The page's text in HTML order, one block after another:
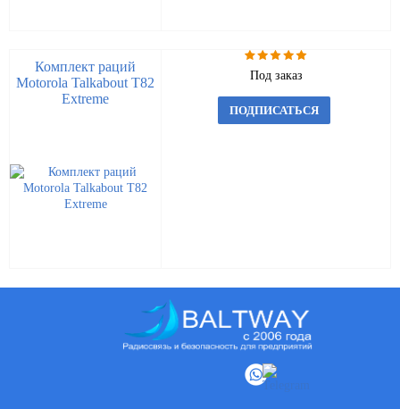
Комплект раций
Motorola Talkabout T82
Extreme
Под заказ
ПОДПИСАТЬСЯ